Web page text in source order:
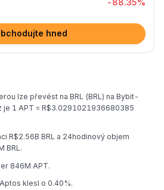
-88.35%
hned
lze převést na BRL (BRL) na Bybit-
je 1 APT = R$3.0291021936680385
R$2.56B BRL a 24hodinový objem
BRL.
846M APT.
klesl o 0.40%.